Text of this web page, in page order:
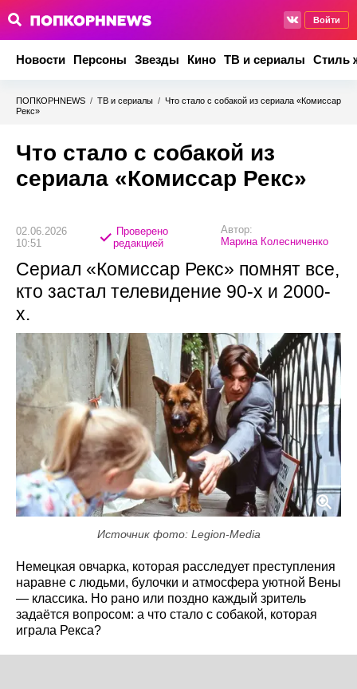
Войти
Новости Персоны Звезды Кино ТВ и сериалы Стиль
ПОПКОРНNEWS / ТВ и сериалы / Что стало с собакой из сериала «Комиссар
Рекс»
Что стало с собакой из
сериала «Комиссар Рекс»
02.06.2026
10:51
Проверено
редакцией
Автор:
Марина Колесниченко
Сериал «Комиссар Рекс» помнят все,
кто застал телевидение 90-х и 2000-
х.
Источник фото: Legion-Media
Немецкая овчарка, которая расследует преступления
наравне с людьми, булочки и атмосфера уютной Вены
— классика. Но рано или поздно каждый зритель
задаётся вопросом: а что стало с собакой, которая
играла Рекса?